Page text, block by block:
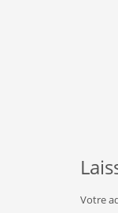
Votre